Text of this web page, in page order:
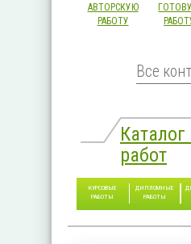
АВТОРСКУЮ
РАБОТУ
Все
работ
КУРСОВЫЕ
РАБОТЫ
ДИПЛОМНЫЕ
РАБОТЫ